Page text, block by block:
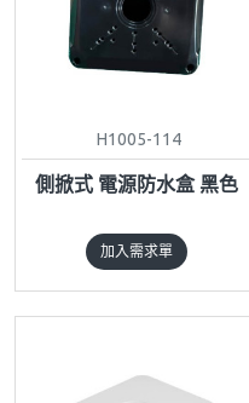
H1005-114
側掀式 電源防水盒 黑色
加入需求單